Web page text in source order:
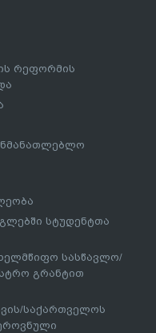
რეფორმის
სტუდენტთა
სასწავლო/
გრანტით
საქართველოს